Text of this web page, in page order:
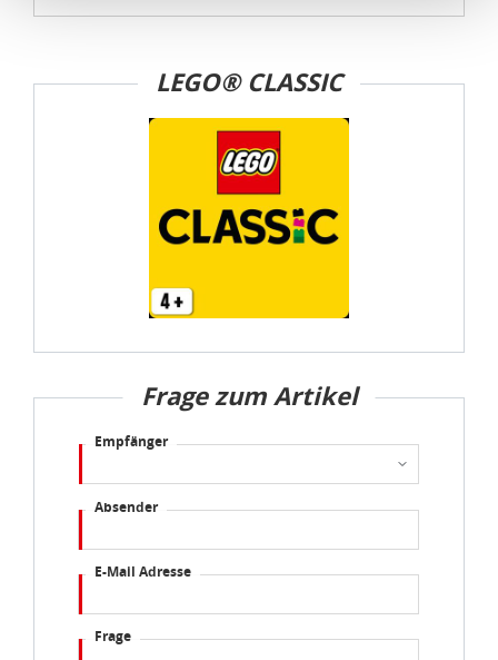
eines angemessenen Schutzniveaus, garantieren wir,
Verarbeitung von Daten in den USA eingehalten werden.
auf Ihrem Bildschirm anpassen und damit widerrufen.
Datenschutzbestimmungen
LEGO® CLASSIC
Frage zum Artikel
Empfänger
Absender
E-Mail Adresse
Frage